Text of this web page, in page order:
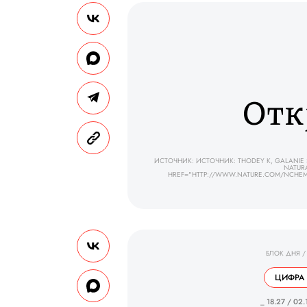
ИСТОЧНИК: ИСТОЧНИК: THODEY K, GALANIE S,
HREF="HTTP://WWW.NATURE.COM/
БЛОК ДНЯ /
ЦИФРА
_ 18.27 /